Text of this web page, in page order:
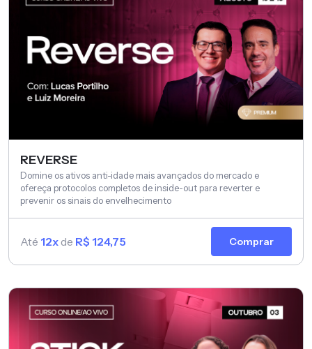
REVERSE
Domine os ativos anti-idade mais avançados do mercado e
ofereça protocolos completos de inside-out para reverter e
prevenir os sinais do envelhecimento
Até 12x de R$ 124,75 Comprar